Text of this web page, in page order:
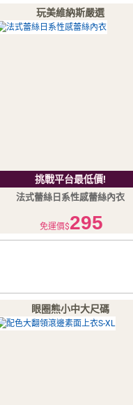
玩美維納斯嚴選
挑戰平台最低價!
法式蕾絲日系性感蕾絲內衣
免運價$295
眼圈熊小中大尺碼